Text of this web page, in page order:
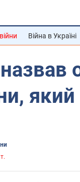
Війна в Україні
який